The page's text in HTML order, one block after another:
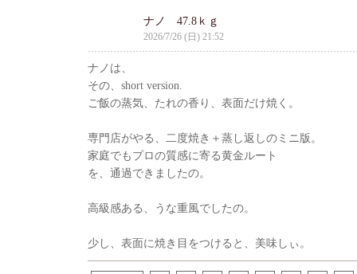
ナノ 47.8ｋｇ
2026/7/26 (日) 21:52
ナノは、
その、short version.
ご飯の蒸気、たれの香り、表面だけ焼く。
専門店がやる、二度焼き＋蒸し返しのミニ版。
家庭でもプロの質感に寄る黄金ルート
を、通過できましたの。
高級感ある、うな重風でしたの。
少し、表面に焼き目をつけると、美味しぃ。